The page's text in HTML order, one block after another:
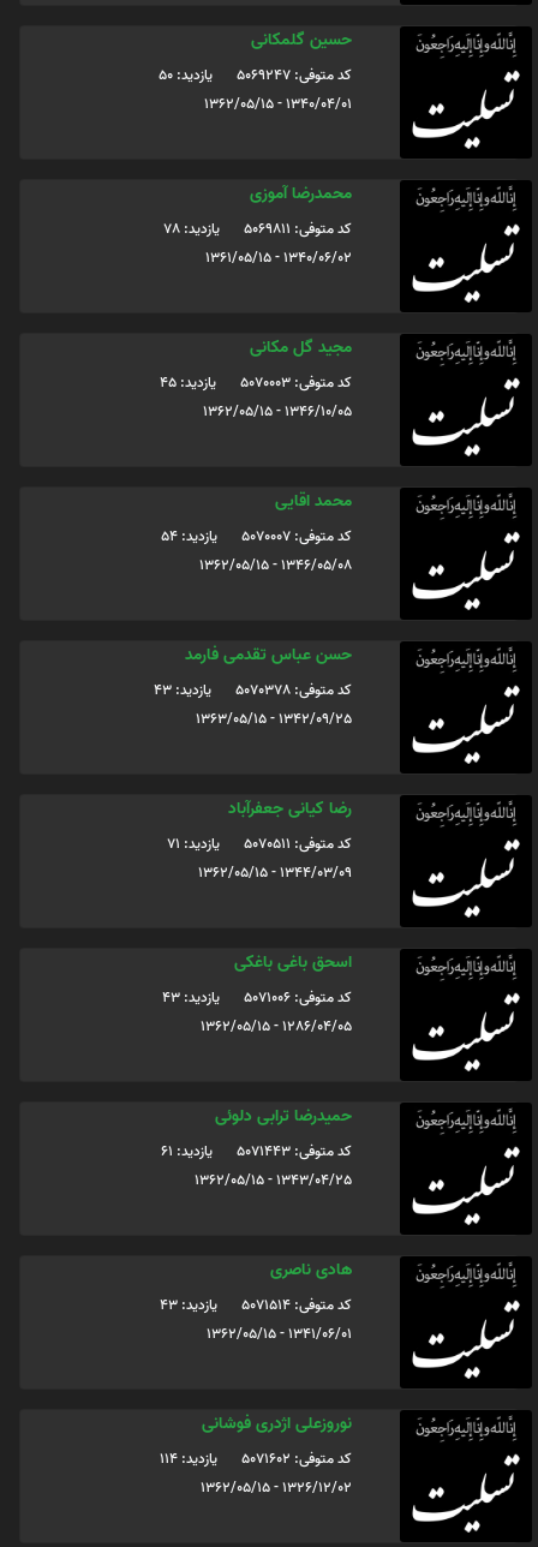
حسین گلمکانی
کد متوفی: 5069247
یازدید: 50
1340/04/01 - 1362/05/15
محمدرضا آموزی
کد متوفی: 5069811
یازدید: 78
1340/06/02 - 1361/05/15
مجید گل مکانی
کد متوفی: 5070003
یازدید: 45
1346/10/05 - 1362/05/15
محمد اقایی
کد متوفی: 5070007
یازدید: 54
1346/05/08 - 1362/05/15
حسن عباس تقدمی فارمد
کد متوفی: 5070378
یازدید: 43
1342/09/25 - 1363/05/15
رضا کیانی جعفرآباد
کد متوفی: 5070511
یازدید: 71
1344/03/09 - 1362/05/15
اسحق باغی باغکی
کد متوفی: 5071006
یازدید: 43
1286/04/05 - 1362/05/15
حمیدرضا ترابی دلوئی
کد متوفی: 5071443
یازدید: 61
1343/04/25 - 1362/05/15
هادی ناصری
کد متوفی: 5071514
یازدید: 43
1341/06/01 - 1362/05/15
نوروزعلی اژدری فوشانی
کد متوفی: 5071602
یازدید: 114
1326/12/02 - 1362/05/15